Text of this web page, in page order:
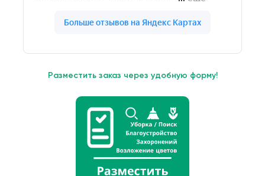
Разместить заказ через удобную форму!